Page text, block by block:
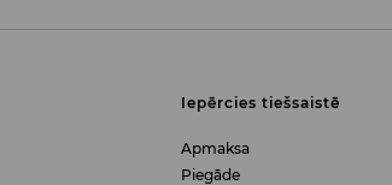
Iepērcies tiešsaistē
Apmaksa
Piegāde